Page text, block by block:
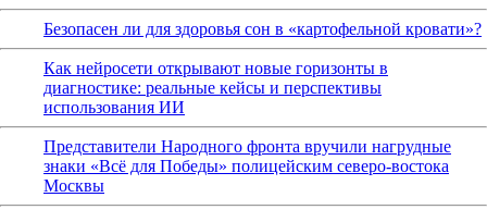
Безопасен ли для здоровья сон в «картофельной кровати»?
Как нейросети открывают новые горизонты в
диагностике: реальные кейсы и перспективы
использования ИИ
Представители Народного фронта вручили нагрудные
знаки «Всё для Победы» полицейским северо-востока
Москвы